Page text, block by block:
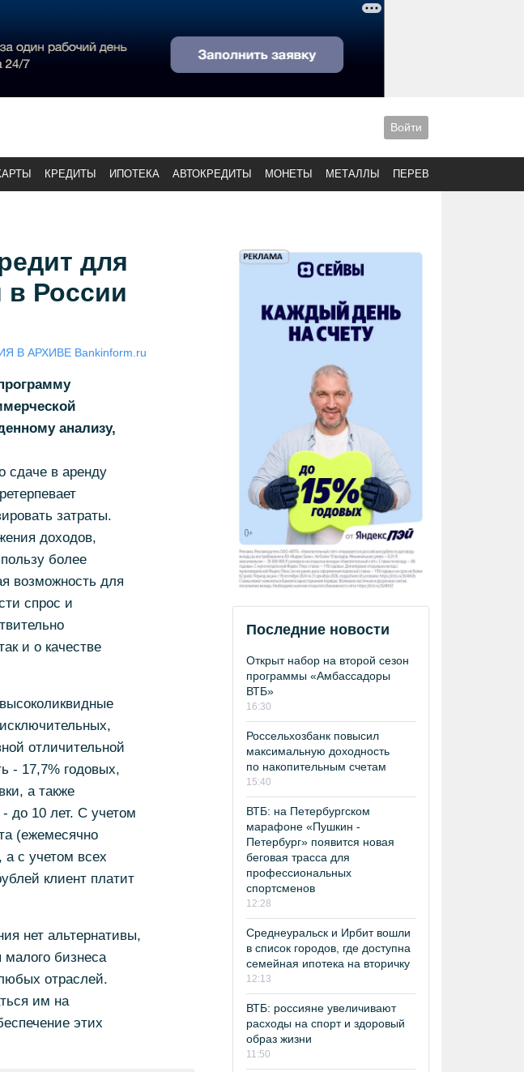
Войти
КРЕДИТЫ ИПОТЕКА АВТОКРЕДИТЫ МОНЕТЫ МЕТАЛЛЫ ПЕРЕВОДЫ
для
в России
В АРХИВЕ Bankinform.ru
анализу,
сдаче в аренду
затраты.
доходов,
более
возможность для
спрос и
и о качестве
отличительной
- 17,7% годовых,
а также
до 10 лет. С учетом
(ежемесячно
а с учетом всех
клиент платит
нет альтернативы,
бизнеса
отраслей.
им на
этих
Последние новости
Открыт набор на второй сезон
программы «Амбассадоры
ВТБ»
16:30
Россельхозбанк повысил
максимальную доходность
по накопительным счетам
15:40
ВТБ: на Петербургском
марафоне «Пушкин -
Петербург» появится новая
беговая трасса для
профессиональных
спортсменов
12:28
Среднеуральск и Ирбит вошли
в список городов, где доступна
семейная ипотека на вторичку
12:13
ВТБ: россияне увеличивают
расходы на спорт и здоровый
образ жизни
11:50